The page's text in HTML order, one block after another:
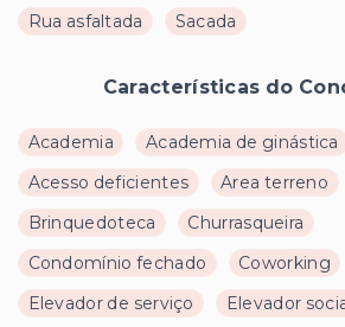
Rua asfaltada
Sacada
Características do
Academia
Academia de ginástica
Acesso deficientes
Area terreno
Brinquedoteca
Churrasqueira
Condomínio fechado
Coworking
Elevador de serviço
Elevador